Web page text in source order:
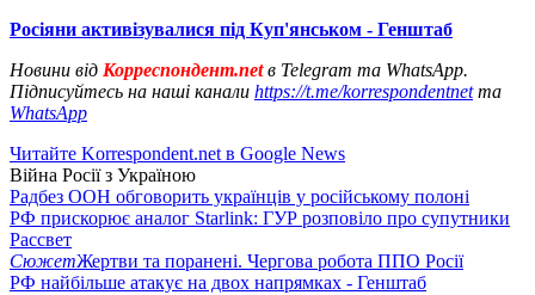
Росіяни активізувалися під Куп'янськом - Генштаб
Новини від Корреспондент.netв Telegram та WhatsApp.
Підписуйтесь на наші канали https://t.me/korrespondentnetта
WhatsApp
Читайте Korrespondent.net в Google News
Війна Росії з Україною
Радбез ООН обговорить українців у російському полоні
РФ прискорює аналог Starlink: ГУР розповіло про супутники
Рассвет
СюжетЖертви та поранені. Чергова робота ППО Росії
РФ найбільше атакує на двох напрямках - Генштаб